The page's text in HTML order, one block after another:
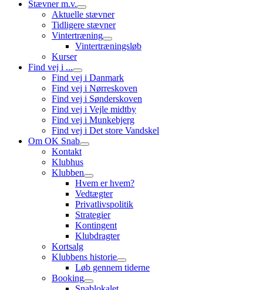
Stævner m.v.
Aktuelle stævner
Tidligere stævner
Vintertræning
Vintertræningsløb
Kurser
Find vej i ...
Find vej i Danmark
Find vej i Nørreskoven
Find vej i Sønderskoven
Find vej i Vejle midtby
Find vej i Munkebjerg
Find vej i Det store Vandskel
Om OK Snab
Kontakt
Klubhus
Klubben
Hvem er hvem?
Vedtægter
Privatlivspolitik
Strategier
Kontingent
Klubdragter
Kortsalg
Klubbens historie
Løb gennem tiderne
Booking